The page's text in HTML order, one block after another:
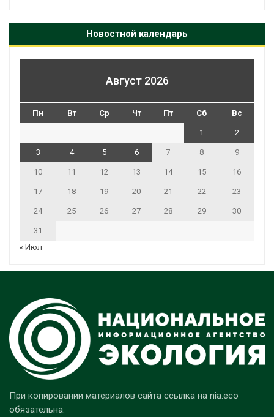
Новостной календарь
Август 2026
Пн Вт Ср Чт Пт Сб Вс
1 2
3 4 5 6 7 8 9
10 11 12 13 14 15 16
17 18 19 20 21 22 23
24 25 26 27 28 29 30
31
« Июл
При копировании материалов сайта ссылка на nia.eco
обязательна.